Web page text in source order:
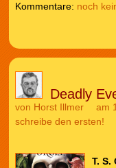
noch
Deadly
von Horst Illmer am
schreibe den ersten!
T. S.